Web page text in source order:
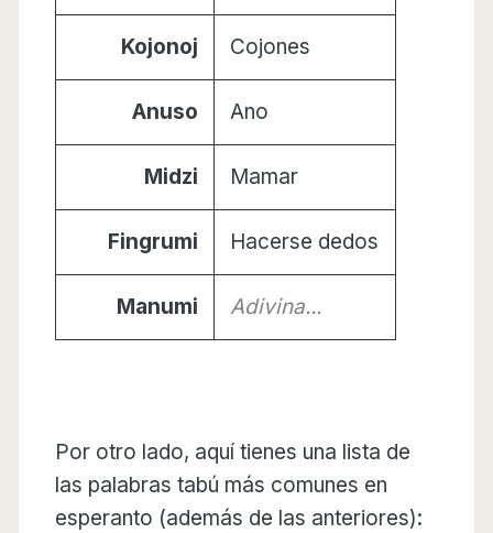
Kojonoj Cojones
Anuso Ano
Midzi Mamar
Fingrumi Hacerse dedos
Manumi Adivina...
Por otro lado, aquí tienes una lista de
las palabras tabú más comunes en
esperanto (además de las anteriores):